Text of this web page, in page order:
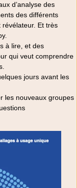
d’analyse des
des différents
Et très
à lire, et des
qui veut comprendre
jours avant les
les nouveaux groupes